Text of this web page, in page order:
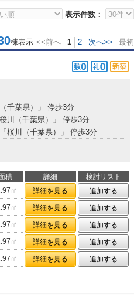
表示件数：
棟表示 <<前へ 1 2 次へ>> 最初
千葉県）」 停歩3分
川（千葉県）」 停歩3分
桜川（千葉県）」 停歩3分
積 詳細
検討リスト
㎡ 詳細を見る
追加する
㎡ 詳細を見る
追加する
㎡ 詳細を見る
追加する
㎡ 詳細を見る
追加する
㎡ 詳細を見る 追加する